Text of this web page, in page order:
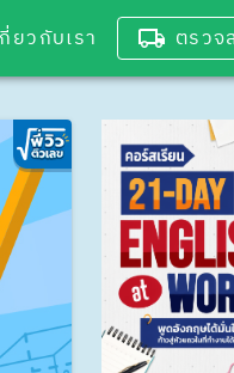
ยวกับเรา ตรว